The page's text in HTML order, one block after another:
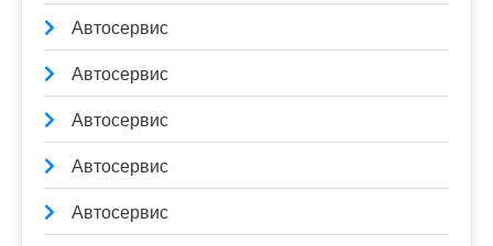
Автосервис
Автосервис
Автосервис
Автосервис
Автосервис